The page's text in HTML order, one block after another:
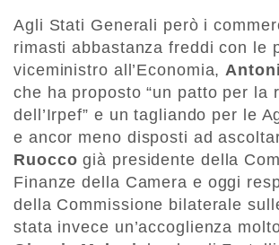
Agli Stati Generali però i
rimasti abbastanza freddi con le
viceministro all’Economia,
che ha proposto “un patto per la
dell’Irpef” e un tagliando per le
e ancor meno disposti ad
Ruocco già presidente della
Finanze della Camera e oggi
della Commissione bilaterale
stata invece un’accoglienza